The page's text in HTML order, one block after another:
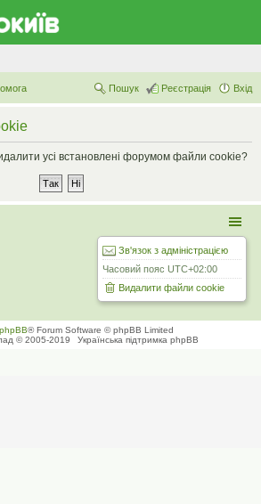
Вхід
Реєстрація
Пошук
усі встановлені форумом файли cookie?
Зв'язок з адміністрацією
Часовий пояс UTC+02:00
Видалити файли cookie
phpBB® Forum Software © phpBB Limited
© 2005-2019
Українська підтримка phpBB